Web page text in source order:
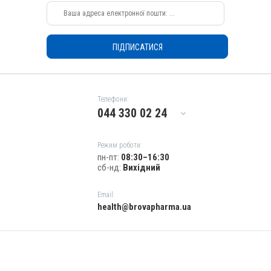
Для печінки, Для лікування ШКТ
Показання
Ацидоз рубця; Гастрит; Гепатит
ПІДПИСАТИСЯ
Телефони:
044 330 02 24
Режим роботи:
пн-пт: 08:30–16:30
сб-нд: Вихідний
Email:
health@brovapharma.ua